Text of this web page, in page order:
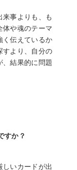
来事よりも、も
体や魂のテーマ
く伝えているか
すより、自分の
、結果的に問題
すか？
しいカードが出